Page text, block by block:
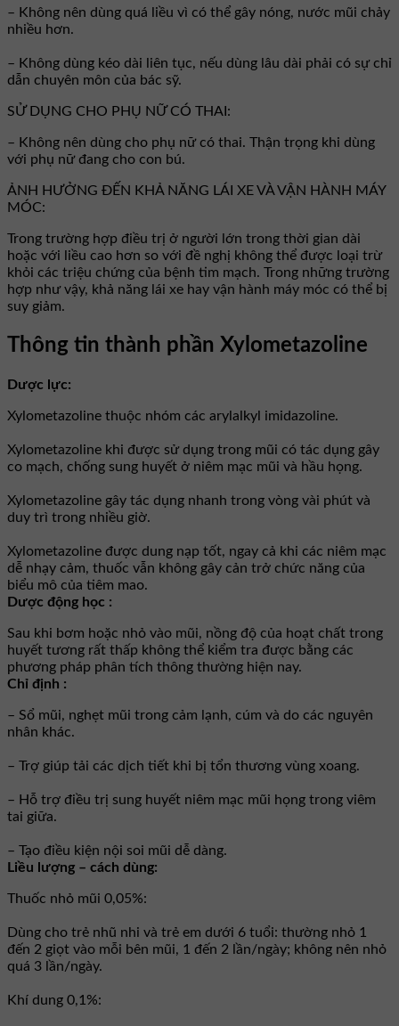
– Không nên dùng quá liều vì có thể gây nóng, nước mũi chảy
nhiều hơn.
– Không dùng kéo dài liên tục, nếu dùng lâu dài phải có sự chỉ
dẫn chuyên môn của bác sỹ.
SỬ DỤNG CHO PHỤ NỮ CÓ THAI:
– Không nên dùng cho phụ nữ có thai. Thận trọng khi dùng
với phụ nữ đang cho con bú.
ẢNH HƯỞNG ĐẾN KHẢ NĂNG LÁI XE VÀ VẬN HÀNH MÁY
MÓC:
Trong trường hợp điều trị ở người lớn trong thời gian dài
hoặc với liều cao hơn so với đề nghị không thể được loại trừ
khỏi các triệu chứng của bệnh tim mạch. Trong những trường
hợp như vậy, khả năng lái xe hay vận hành máy móc có thể bị
suy giảm.
Thông tin thành phần Xylometazoline
Dược lực:
Xylometazoline thuộc nhóm các arylalkyl imidazoline.
Xylometazoline khi được sử dụng trong mũi có tác dụng gây
co mạch, chống sung huyết ở niêm mạc mũi và hầu họng.
Xylometazoline gây tác dụng nhanh trong vòng vài phút và
duy trì trong nhiều giờ.
Xylometazoline được dung nạp tốt, ngay cả khi các niêm mạc
dễ nhạy cảm, thuốc vẫn không gây cản trở chức năng của
biểu mô của tiêm mao.
Dược động học :
Sau khi bơm hoặc nhỏ vào mũi, nồng độ của hoạt chất trong
huyết tương rất thấp không thể kiểm tra được bằng các
phương pháp phân tích thông thường hiện nay.
Chỉ định :
– Sổ mũi, nghẹt mũi trong cảm lạnh, cúm và do các nguyên
nhân khác.
– Trợ giúp tải các dịch tiết khi bị tổn thương vùng xoang.
– Hỗ trợ điều trị sung huyết niêm mạc mũi họng trong viêm
tai giữa.
– Tạo điều kiện nội soi mũi dễ dàng.
Liều lượng – cách dùng:
Thuốc nhỏ mũi 0,05%:
Dùng cho trẻ nhũ nhi và trẻ em dưới 6 tuổi: thường nhỏ 1
đến 2 giọt vào mỗi bên mũi, 1 đến 2 lần/ngày; không nên nhỏ
quá 3 lần/ngày.
Khí dung 0,1%: